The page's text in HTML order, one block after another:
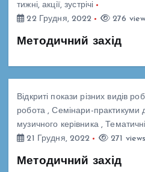
тижні, акції, зустрічі
22 Грудня, 2022
276
Методичний захід
Відкриті покази різних видів
робота ,Семінари-практикуми
музичного керівника,
21 Грудня, 2022
271 views
Методичний захід